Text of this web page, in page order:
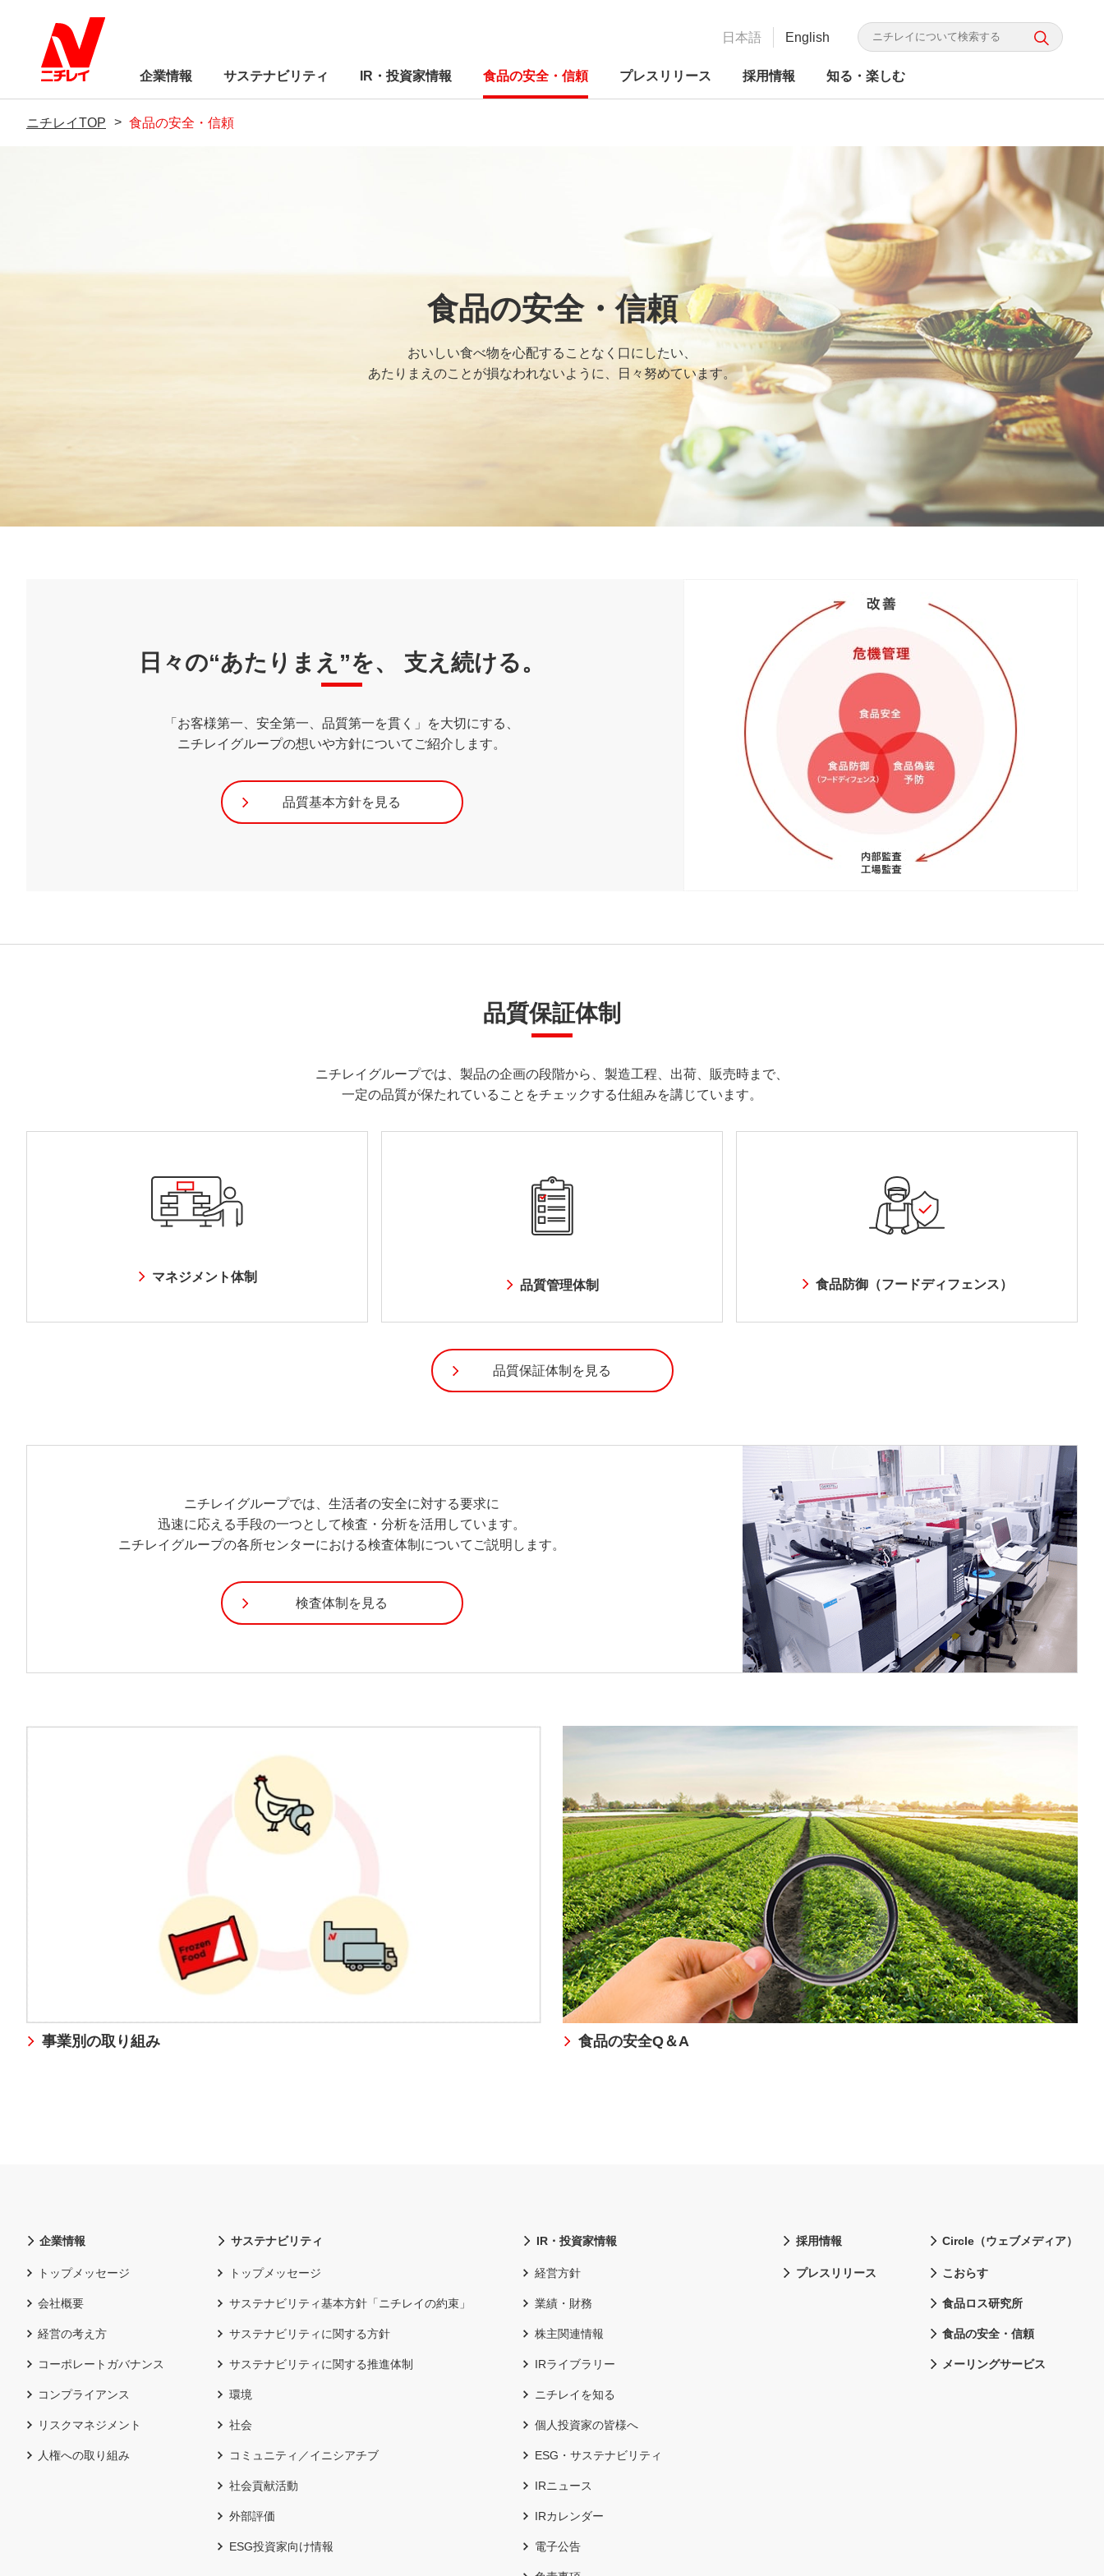
企業情報
リスクマネジメント
早わかり ニチレイってこんな会
社
食品の安全・信頼
サステナビリティ
社会貢献活動
（別
ィ
ン
ド
ウ
で
開
く）
ニチレイグループのDX
新たな価値の創造 イニシアチブ
IR・投資家情報
ESG・サステナビリティ
免責事項
IR・投資家情報に関するお問い合
早わかり ニチレイってこんな会
社
統合レポート
イニシアチブ 個人投資家の皆様へ
食品の安全・信頼
ニチレイフーズ 食の品質・安全
への取り組み
（別
ウ
ィ
ン
ド
ウ
く）
プレスリリース 採用情報 知る・楽しむ
Circle（ウェブメディア） ニチレイCMギャラリ― 食品ロス研究所
ニチレイのメタバース
日本語 English
ニチレイTOP 食品の安全・信頼
食品の安全・信頼
おいしい食べ物を心配することなく口にしたい、
あたりまえのことが損なわれないように、日々努めています。
日々の“あたりまえ”を、 支え続ける。
「お客様第一、安全第一、品質第一を貫く」を大切にする、
ニチレイグループの想いや方針についてご紹介します。
品質基本方針を見る
品質保証体制
ニチレイグループでは、製品の企画の段階から、製造工程、出荷、販売時まで、
一定の品質が保たれていることをチェックする仕組みを講じています。
マネジメント体制
品質管理体制 食品防御（フードディフェンス）
品質保証体制を見る
ニチレイグループでは、生活者の安全に対する要求に
迅速に応える手段の一つとして検査・分析を活用しています。
ニチレイグループの各所センターにおける検査体制についてご説明します。
検査体制を見る
事業別の取り組み 食品の安全Q＆A
企業情報
トップメッセージ
会社概要
経営の考え方
コーポレートガバナンス
コンプライアンス
リスクマネジメント
人権への取り組み
サステナビリティ
トップメッセージ
サステナビリティ基本方針「ニチレイの約束」
サステナビリティに関する方針
サステナビリティに関する推進体制
環境
社会
コミュニティ／イニシアチブ
社会貢献活動
外部評価
ESG投資家向け情報
IR・投資家情報
経営方針
業績・財務
株主関連情報
IRライブラリー
ニチレイを知る
個人投資家の皆様へ
ESG・サステナビリティ
IRニュース
IRカレンダー
電子公告
採用情報
プレスリリース
Circle（ウェブメディア）
こおらす
食品ロス研究所
食品の安全・信頼
メーリングサービス